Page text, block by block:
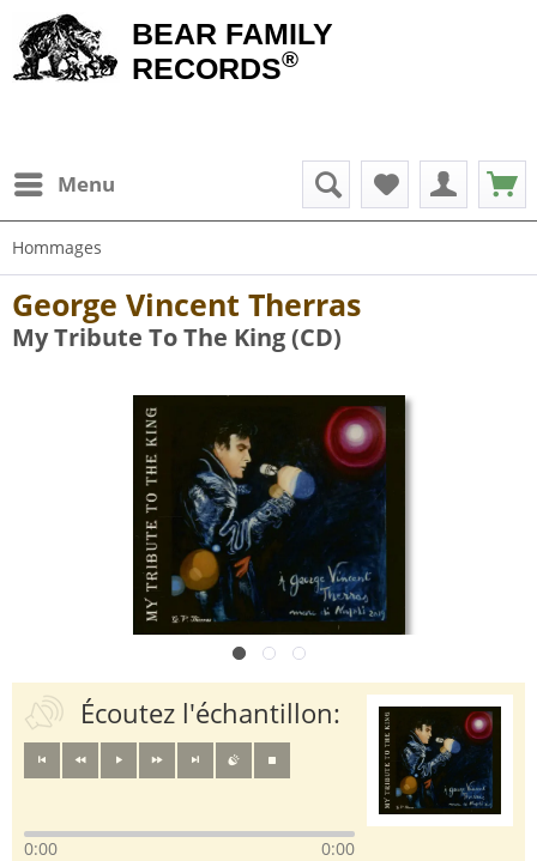
BEAR FAMILY
RECORDS®
Menu
Hommages
George Vincent Therras
My Tribute To The King (CD)
Écoutez l'échantillon:
0:00 0:00